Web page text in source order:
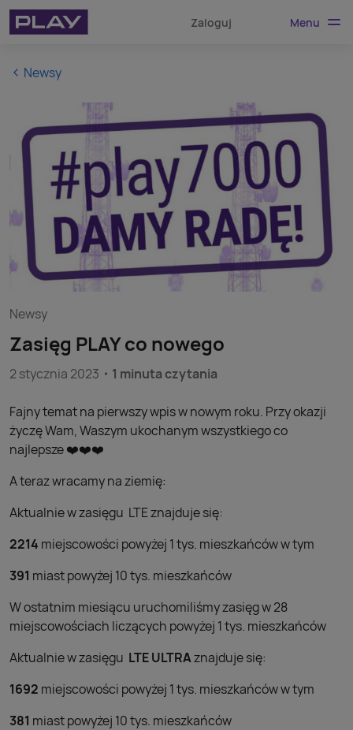
Zaloguj Menu
Newsy
Newsy
Zasięg PLAY co nowego
2 stycznia 2023 1 minuta czytania
Fajny temat na pierwszy wpis w nowym roku. Przy okazji
życzę Wam, Waszym ukochanym wszystkiego co
najlepsze ❤️❤️❤️
A teraz wracamy na ziemię:
Aktualnie w zasięgu LTE znajduje się:
2214 miejscowości powyżej 1 tys. mieszkańców w tym
391 miast powyżej 10 tys. mieszkańców
W ostatnim miesiącu uruchomiliśmy zasięg w 28
miejscowościach liczących powyżej 1 tys. mieszkańców
Aktualnie w zasięgu LTE ULTRAznajduje się:
1692 miejscowości powyżej 1 tys. mieszkańców w tym
381 miast powyżej 10 tys. mieszkańców